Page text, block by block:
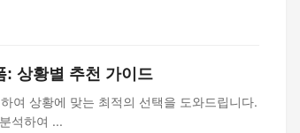
: 상황별 추천 가이드
여 상황에 맞는 최적의 선택을 도와드립니다.
석하여 ...